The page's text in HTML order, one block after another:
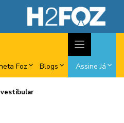
Foz Blogs Assine Já